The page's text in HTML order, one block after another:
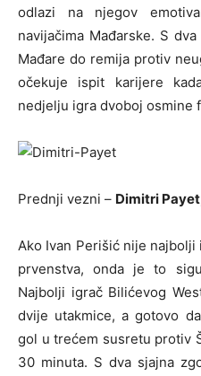
odlazi na njegov
navijačima Mađarske. S
Mađare do remija protiv
očekuje ispit karijere
nedjelju igra dvoboj osmine
Prednji vezni – Dimitri
Ako Ivan Perišić nije
prvenstva, onda je to
Najbolji igrač Bilićevog
dvije utakmice, a gotovo
gol u trećem susretu protiv
30 minuta. S dva sjajna